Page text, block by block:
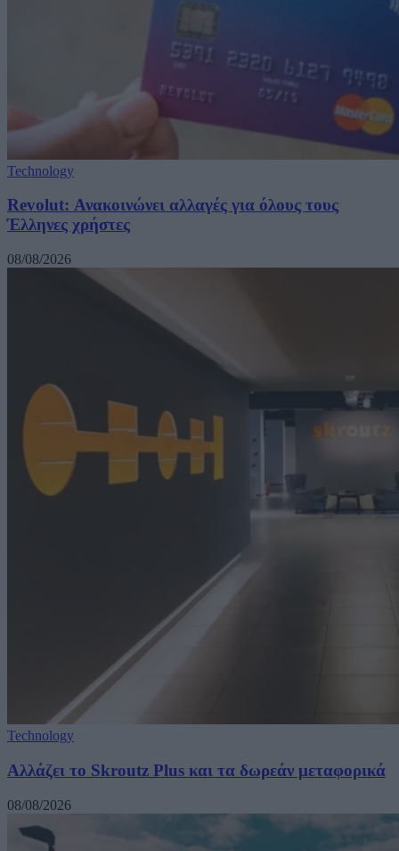
Technology
Revolut: Ανακοινώνει αλλαγές για όλους τους
Έλληνες χρήστες
08/08/2026
Technology
Αλλάζει το Skroutz Plus και τα δωρεάν μεταφορικά
08/08/2026